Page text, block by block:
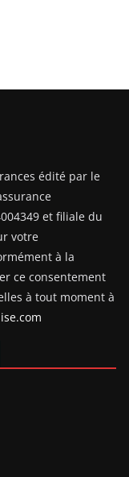
édité par le
et filiale du
votre
à la
ce consentement
à tout moment à